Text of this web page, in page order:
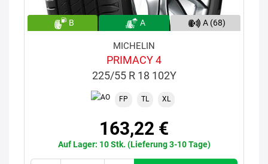
B A A (68)
MICHELIN
PRIMACY 4
225/55 R 18 102Y
FP TL XL
163,22 €
Auf Lager: 10 Stk. (Lieferung 3-10 Tage)